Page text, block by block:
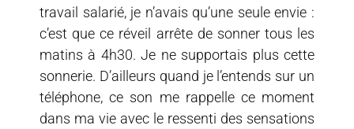
travail salarié, je n’avais qu’une seule envie :
c’est que ce réveil arrête de sonner tous les
matins à 4h30. Je ne supportais plus cette
sonnerie. D’ailleurs quand je l’entends sur un
téléphone, ce son me rappelle ce moment
dans ma vie avec le ressenti des sensations